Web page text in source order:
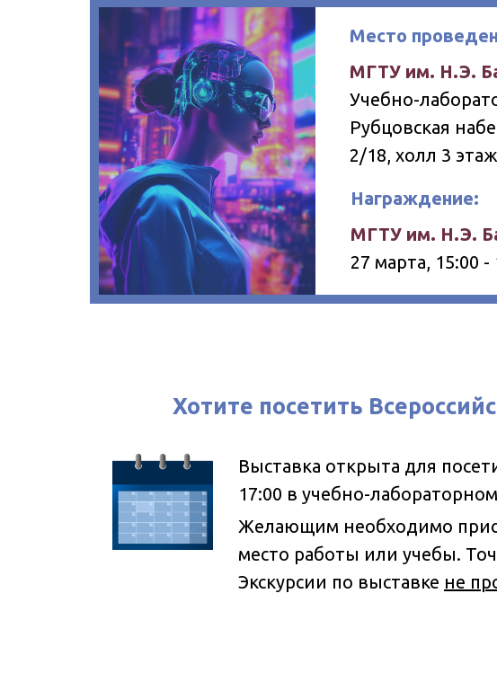
МГТУ им. Н.Э.
Учебно-
Рубцовская
2/18, холл 3
МГТУ им. Н.Э.
27 марта, 15:00 -
Место
Награждение:
Хотите посетить
Выставка открыта для
17:00 в учебно-
Желающим необходимо
место работы или учебы.
Экскурсии по выставке не